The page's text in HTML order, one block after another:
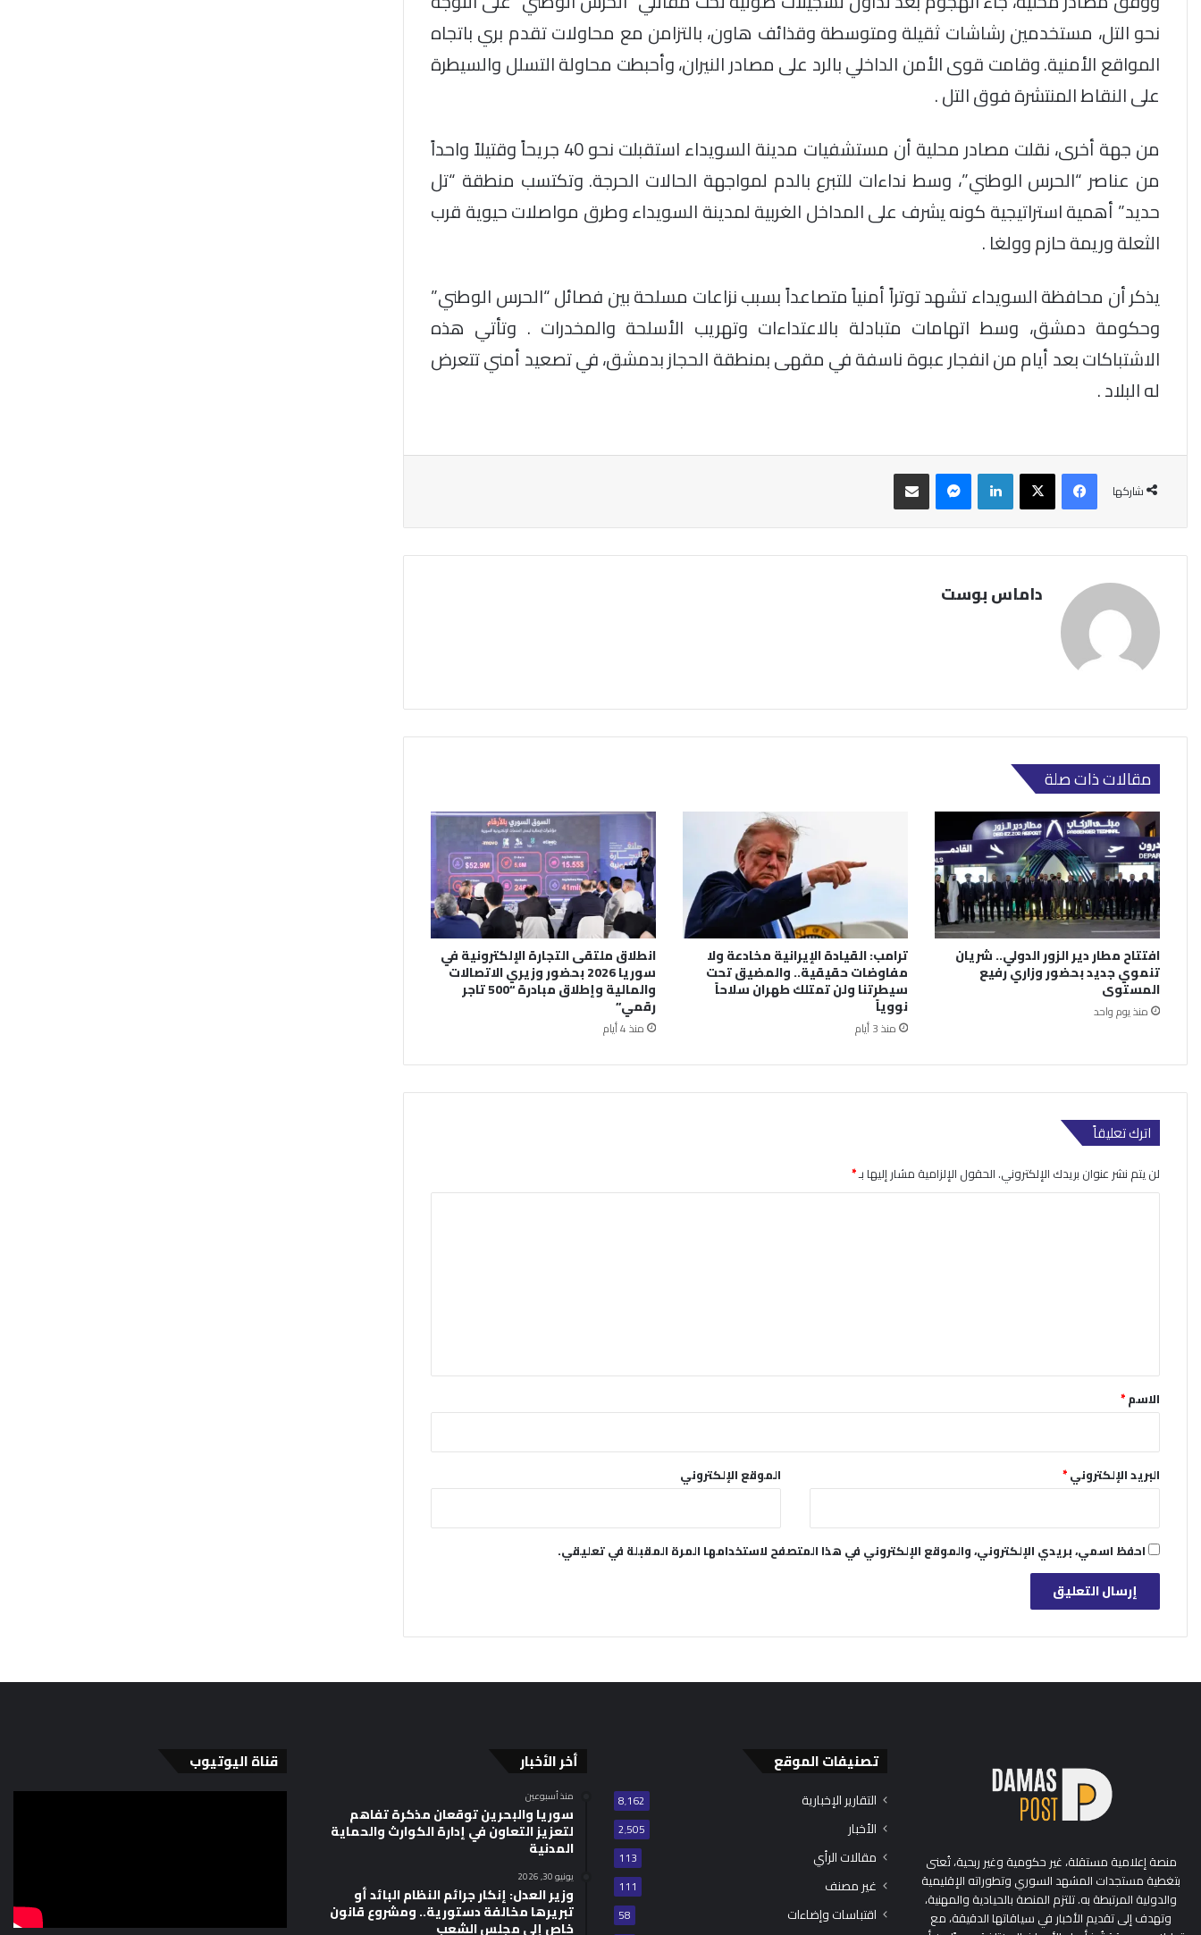
نحو التل، مستخدمين رشاشات ثقيلة ومتوسطة وقذائف هاون، بالتزامن مع محاولات تقدم بري باتجاه
المواقع الأمنية. وقامت قوى الأمن الداخلي بالرد على مصادر النيران، وأحبطت محاولة التسلل والسيطرة
على النقاط المنتشرة فوق التل .
من جهة أخرى، نقلت مصادر محلية أن مستشفيات مدينة السويداء استقبلت نحو 40 جريحاً وقتيلاً واحداً
من عناصر “الحرس الوطني”، وسط نداءات للتبرع بالدم لمواجهة الحالات الحرجة. وتكتسب منطقة “تل
حديد” أهمية استراتيجية كونه يشرف على المداخل الغربية لمدينة السويداء وطرق مواصلات حيوية قرب
الثعلة وريمة حازم وولغا .
يذكر أن محافظة السويداء تشهد توتراً أمنياً متصاعداً بسبب نزاعات مسلحة بين فصائل “الحرس الوطني”
وحكومة دمشق، وسط اتهامات متبادلة بالاعتداءات وتهريب الأسلحة والمخدرات . وتأتي هذه
الاشتباكات بعد أيام من انفجار عبوة ناسفة في مقهى بمنطقة الحجاز بدمشق، في تصعيد أمني تتعرض
له البلاد .
شاركها
فيسبوك‫X لينكدإن ماسنجر مشاركة عبر البريد
داماس بوست
مقالات ذات صلة
افتتاح مطار دير الزور الدولي.. شريان
تنموي جديد بحضور وزاري رفيع
المستوى
منذ يوم واحد
ترامب: القيادة الإيرانية مخادعة ولا
مفاوضات حقيقية.. والمضيق تحت
سيطرتنا ولن تمتلك طهران سلاحاً
نووياً
منذ 3 أيام
انطلاق ملتقى التجارة الإلكترونية في
سوريا 2026 بحضور وزيري الاتصالات
والمالية وإطلاق مبادرة “500 تاجر
رقمي”
منذ 4 أيام
اترك تعليقاً
لن يتم نشر عنوان بريدك الإلكتروني.الحقول الإلزامية مشار إليها بـ*
*الاسم*
البريد الإلكتروني* الموقع الإلكتروني
احفظ اسمي، بريدي الإلكتروني، والموقع الإلكتروني في هذا المتصفح لاستخدامها المرة المقبلة في تعليقي.
منصة إعلامية مستقلة، غير حكومية وغير ربحية، تُعنى
بتغطية مستجدات المشهد السوري وتطوراته الإقليمية
والدولية المرتبطة به. تلتزم المنصة بالحيادية والمهنية،
وتهدف إلى تقديم الأخبار في سياقاتها الدقيقة، مع
تصنيفات الموقع
التقارير الإخبارية 8٬162
الأخبار 2٬505
مقالات الرأي 113
غير مصنف 111
اقتباسات وإضاءات 58
أخر الأخبار
منذ أسبوعين
سوريا والبحرين توقعان مذكرة تفاهم
لتعزيز التعاون في إدارة الكوارث والحماية
المدنية
يونيو 30, 2026
وزير العدل: إنكار جرائم النظام البائد أو
تبريرها مخالفة دستورية.. ومشروع قانون
خاص إلى مجلس الشعب
قناة اليوتيوب